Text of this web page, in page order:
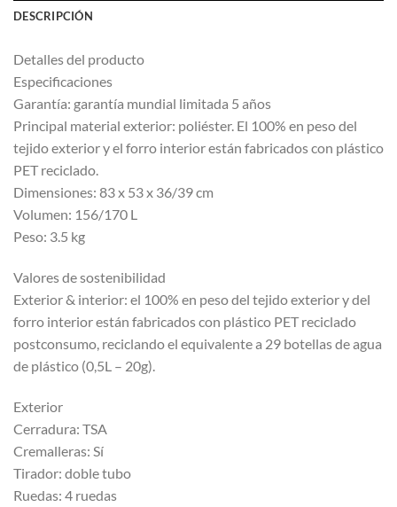
DESCRIPCIÓN
Detalles del producto
Especificaciones
Garantía: garantía mundial limitada 5 años
Principal material exterior: poliéster. El 100% en peso del
tejido exterior y el forro interior están fabricados con plástico
PET reciclado.
Dimensiones: 83 x 53 x 36/39 cm
Volumen: 156/170 L
Peso: 3.5 kg
Valores de sostenibilidad
Exterior & interior: el 100% en peso del tejido exterior y del
forro interior están fabricados con plástico PET reciclado
postconsumo, reciclando el equivalente a 29 botellas de agua
de plástico (0,5L – 20g).
Exterior
Cerradura: TSA
Cremalleras: Sí
Tirador: doble tubo
Ruedas: 4 ruedas